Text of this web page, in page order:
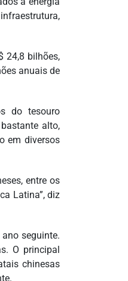
24,8 bilhões,
anuais de
do tesouro
alto,
em diversos
entre os
Latina”, diz
seguinte.
O principal
chinesas